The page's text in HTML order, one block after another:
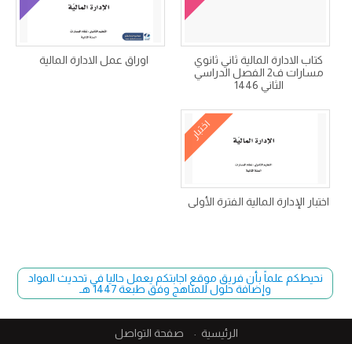
كتاب الادارة المالية ثاني ثانوي
مسارات ف2 الفصل الدراسي
الثاني 1446
اوراق عمل الادارة المالية
اختبار
اختبار الإدارة المالية الفترة الأولى
نحيطكم علماً بأن فريق موقع اجابتكم يعمل حاليا في تحديث المواد
وإضافة حلول للمناهج وفق طبعة 1447 هـ
الرئيسية صفحة التواصل